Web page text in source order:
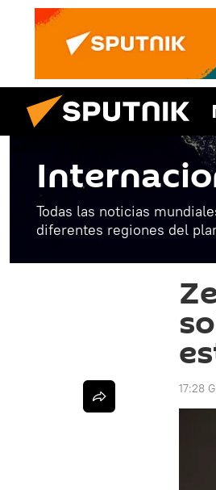
Todas las noticias
diferentes regiones del
17:28